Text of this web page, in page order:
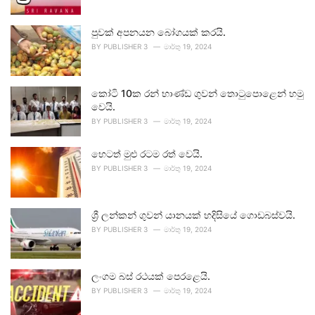
පුවක් අපනයන බෝගයක් කරයි.
BY PUBLISHER 3 මාර්තු 19, 2024
කෝටි 10ක රන් භාණ්ඩ ගුවන් තොටුපොළෙන් හමු
වෙයි.
BY PUBLISHER 3 මාර්තු 19, 2024
හෙටත් මුළු රටම රත් වෙයි.
BY PUBLISHER 3 මාර්තු 19, 2024
ශ්‍රී ලන්කන් ගුවන් යානයක් හදිසියේ ගොඩබස්වයි.
BY PUBLISHER 3 මාර්තු 19, 2024
ලංගම බස් රථයක් පෙරළෙයි.
BY PUBLISHER 3 මාර්තු 19, 2024